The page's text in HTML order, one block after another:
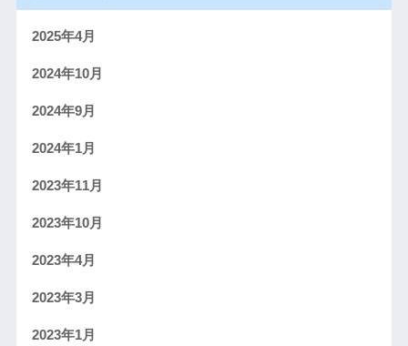
2025年4月
2024年10月
2024年9月
2024年1月
2023年11月
2023年10月
2023年4月
2023年3月
2023年1月